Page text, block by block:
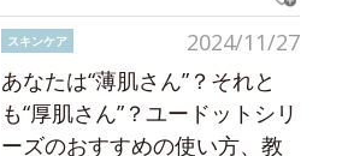
2024/11/27
スキンケア
あなたは“薄肌さん”？それと
も“厚肌さん”？ユードットシリ
ーズのおすすめの使い方、教